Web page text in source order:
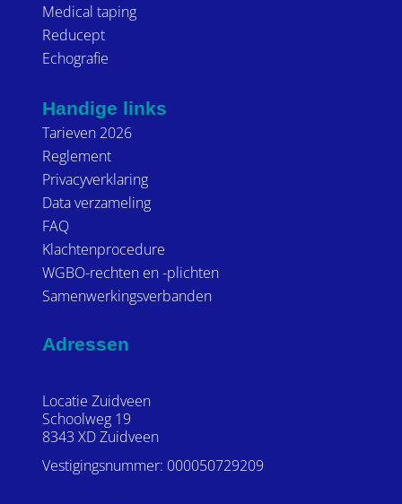
Medical taping
Reducept
Echografie
Handige links
Tarieven 2026
Reglement
Privacyverklaring
Data verzameling
FAQ
Klachtenprocedure
WGBO-rechten en -plichten
Samenwerkingsverbanden
Adressen
Locatie Zuidveen
Schoolweg 19
8343 XD Zuidveen
Vestigingsnummer: 000050729209